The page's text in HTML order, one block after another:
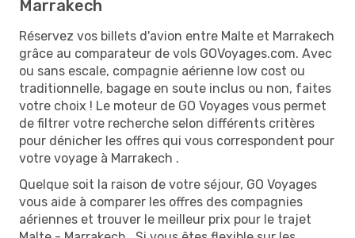
Marrakech
Réservez vos billets d'avion entre Malte et Marrakech
grâce au comparateur de vols GOVoyages.com. Avec
ou sans escale, compagnie aérienne low cost ou
traditionnelle, bagage en soute inclus ou non, faites
votre choix ! Le moteur de GO Voyages vous permet
de filtrer votre recherche selon différents critères
pour dénicher les offres qui vous correspondent pour
votre voyage à Marrakech .
Quelque soit la raison de votre séjour, GO Voyages
vous aide à comparer les offres des compagnies
aériennes et trouver le meilleur prix pour le trajet